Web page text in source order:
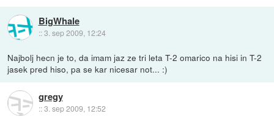
BigWhale
::3. sep 2009, 12:24
Najbolj hecn je to, da imam jaz ze tri leta T-2 omarico na hisi in T-2
jasek pred hiso, pa se kar nicesar not... :)
gregy
::3. sep 2009, 12:52